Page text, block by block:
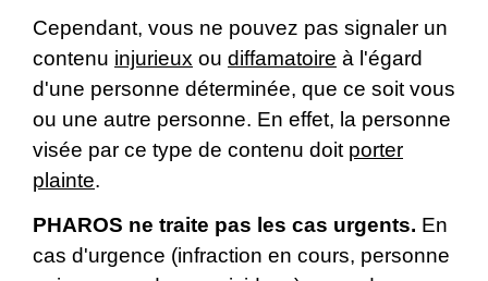
Cependant, vous ne pouvez pas signaler un
contenu injurieux ou diffamatoire à l'égard
d'une personne déterminée, que ce soit vous
ou une autre personne. En effet, la personne
visée par ce type de contenu doit porter
plainte.
PHAROS ne traite pas les cas urgents. En
cas d'urgence (infraction en cours, personne